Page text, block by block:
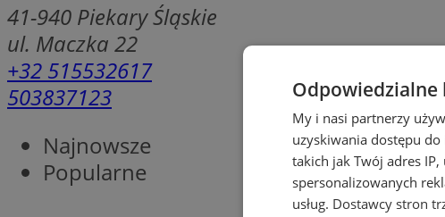
41-940 Piekary Śląskie
ul. Maczka 22
+32 515532617
503837123
Najnowsze
Popularne
Odpowiedzialne
My i nasi partnerzy
uzyskiwania dostępu
takich jak Twój adres
spersonalizowanych
usług. Dostawcy stron